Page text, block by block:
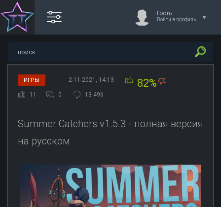
Гость
Войти в профиль
ИГРЫ 2-11-2021, 14:13 82%
11 0 13 496
Summer Catchers v1.5.3 - полная версия
на русском